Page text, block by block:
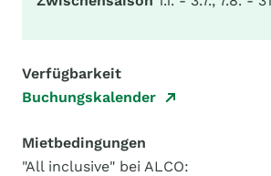
Verfügbarkeit
Buchungskalender
Mietbedingungen
"All inclusive" bei ALCO: